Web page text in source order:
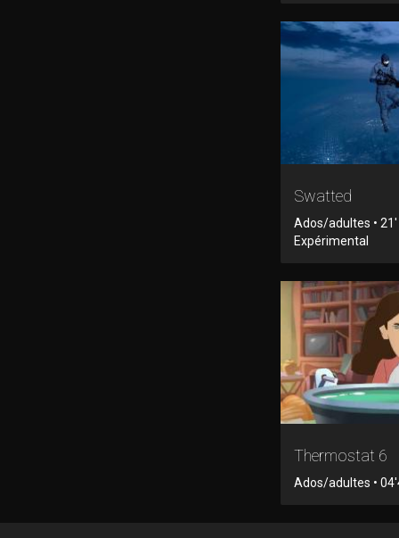
Swatted
Ados/adultes • 21'
Expérimental
Thermostat 6
Ados/adultes •